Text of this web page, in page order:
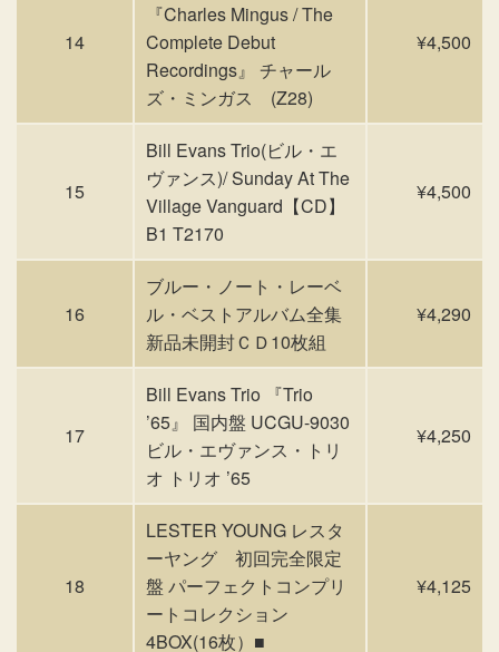
14
『Charles Mingus / The
Complete Debut
Recordings』 チャール
ズ・ミンガス (Z28)
¥4,500
15
Bill Evans Trio(ビル・エ
ヴァンス)/ Sunday At The
Village Vanguard【CD】
B1 T2170
¥4,500
16
ブルー・ノート・レーベ
ル・ベストアルバム全集
新品未開封ＣＤ10枚組
¥4,290
17
Bill Evans Trio 『Trio
’65』 国内盤 UCGU-9030
ビル・エヴァンス・トリ
オ トリオ ’65
¥4,250
18
LESTER YOUNG レスタ
ーヤング 初回完全限定
盤 パーフェクトコンプリ
ートコレクション
4BOX(16枚）■
¥4,125